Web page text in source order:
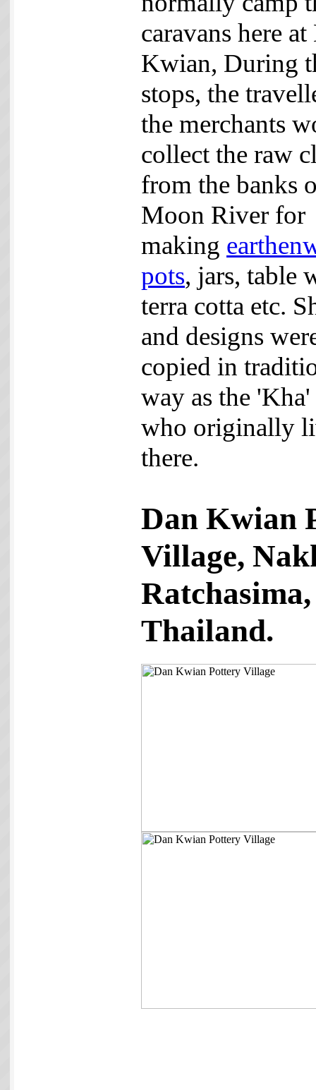
caravans here at
Kwian, During
stops, the
the merchants
collect the raw
from the banks
Moon River for
making
pots, jars, table
terra cotta etc.
and designs
copied in
way as the
who originally
there.
Dan Kwian
Village,
Ratchasima,
Thailand.